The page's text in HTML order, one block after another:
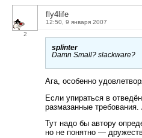
2
fly4life
12:50, 9 января 2007
splinter
Damn Small? slackware?
Ага, особенно
Если упираться в
размазанные
Тут надо бы автору
но не понятно —